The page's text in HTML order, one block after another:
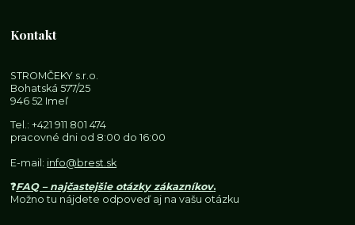
Kontakt
STROMČEKY s.r.o.
Bohatská 577/25
946 52 Imeľ
Tel.:+421 911 801 474
pracovné dni od 8:00 do 16:00
E-mail: info@brest.sk
❓FAQ – najčastejšie otázky zákazníkov.
Možno tu nájdete odpoveď aj na vašu otázku